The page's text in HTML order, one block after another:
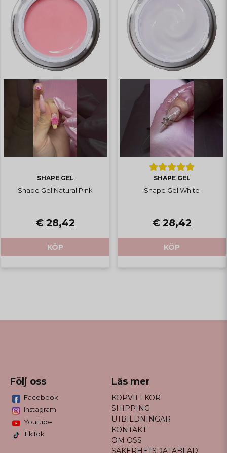
Kim Andersson
1 vuosi sitten
Så bra! Verkligen de jag förväntade mig!
Perfekt att göra 3D art på naglarna
Anonym
2 vuotta sitten
Perfekt för att göra 3D design. Älskar
denna produkt!🌸🌸
SHAPE GEL
Shape Gel Natural Pink
€ 28,42
KÖP
SHAPE GEL
Shape Gel White
€ 28,42
KÖP
Följ oss
Facebook
Instagram
Youtube
TikTok
Läs mer
KÖPVILLKOR
SHIPPING
UTBILDNINGAR
KONTAKT
OM OSS
SÄKERHETSDATABLAD